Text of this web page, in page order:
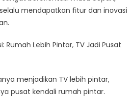
mendapatkan fitur dan inovasi
Rumah Lebih Pintar, TV Jadi Pusat
menjadikan TV lebih pintar,
pusat kendali rumah pintar.